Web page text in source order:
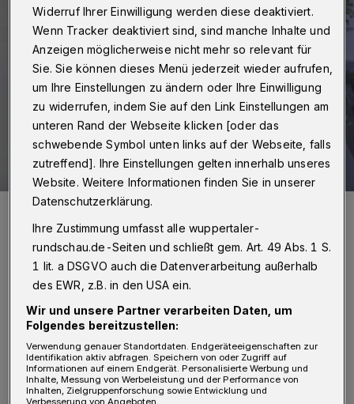
OB Uwe Schneidewind-
Foto: Christoph Petersen
„Wir sind uns völlig einig in der
Einschätzung: Die Entwicklung der
vergangenen Wochen, die in der gescheiterten
Wahl eines Dezernenten ihren traurigen
Widerruf Ihrer Einwilligung werden diese deaktiviert.
Wenn Tracker deaktiviert sind, sind manche Inhalte und
Anzeigen möglicherweise nicht mehr so relevant für
Sie. Sie können dieses Menü jederzeit wieder aufrufen,
um Ihre Einstellungen zu ändern oder Ihre Einwilligung
zu widerrufen, indem Sie auf den Link Einstellungen am
unteren Rand der Webseite klicken [oder das
schwebende Symbol unten links auf der Webseite, falls
zutreffend]. Ihre Einstellungen gelten innerhalb unseres
Website. Weitere Informationen finden Sie in unserer
Datenschutzerklärung.
Ihre Zustimmung umfasst alle wuppertaler-
rundschau.de-Seiten und schließt gem. Art. 49 Abs. 1 S.
1 lit. a DSGVO auch die Datenverarbeitung außerhalb
des EWR, z.B. in den USA ein.
Wir und unsere Partner verarbeiten Daten, um
Folgendes bereitzustellen:
Verwendung genauer Standortdaten. Endgeräteeigenschaften zur
Identifikation aktiv abfragen. Speichern von oder Zugriff auf
Informationen auf einem Endgerät. Personalisierte Werbung und
Inhalte, Messung von Werbeleistung und der Performance von
Inhalten, Zielgruppenforschung sowie Entwicklung und
Verbesserung von Angeboten.